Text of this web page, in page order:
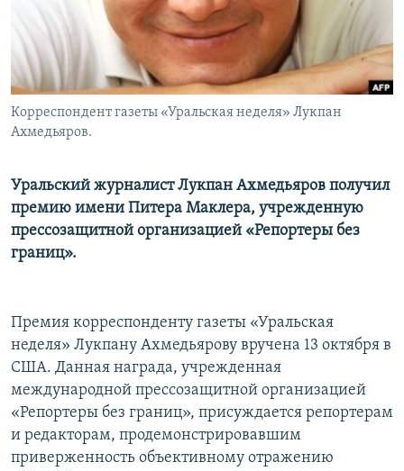
Корреспондент газеты «Уральская неделя» Лукпан
Ахмедьяров.
Уральский журналист Лукпан Ахмедьяров получил
премию имени Питера Маклера, учрежденную
прессозащитной организацией «Репортеры без
границ».
Премия корреспонденту газеты «Уральская
неделя» Лукпану Ахмедьярову вручена 13 октября в
США. Данная награда, учрежденная
международной прессозащитной организацией
«Репортеры без границ», присуждается репортерам
и редакторам, продемонстрировавшим
приверженность объективному отражению